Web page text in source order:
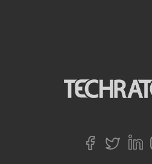
لینکداینتوییترفیسبوک